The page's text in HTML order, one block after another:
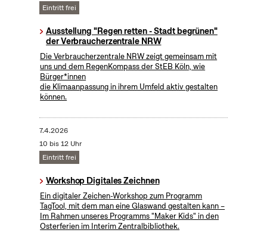
Eintritt frei
Ausstellung "Regen retten - Stadt begrünen"
der Verbraucherzentrale NRW
Die Verbraucherzentrale NRW zeigt gemeinsam mit
uns und dem RegenKompass der StEB Köln, wie
Bürger*innen
die Klimaanpassung in ihrem Umfeld aktiv gestalten
können.
7.4.2026
10 bis 12 Uhr
Eintritt frei
Workshop Digitales Zeichnen
Ein digitaler Zeichen-Workshop zum Programm
TagTool, mit dem man eine Glaswand gestalten kann –
Im Rahmen unseres Programms "Maker Kids" in den
Osterferien im Interim Zentralbibliothek.